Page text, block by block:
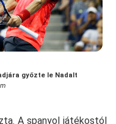
győzte le Nadalt
A spanyol játékostól